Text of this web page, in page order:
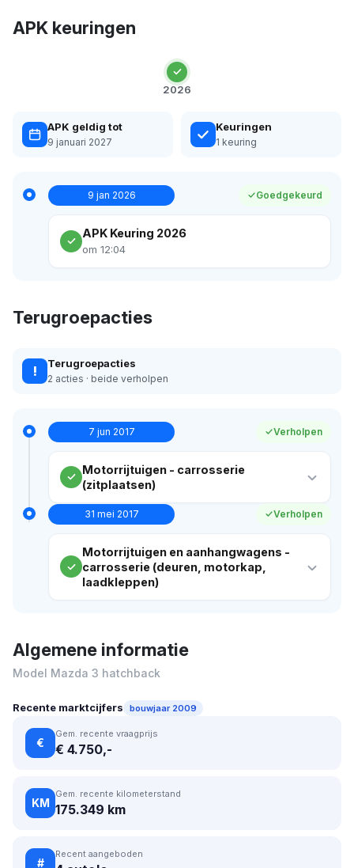
APK keuringen
2026
APK geldig tot
9 januari 2027
Keuringen
1 keuring
9 jan 2026 Goedgekeurd
APK Keuring 2026
om 12:04
Terugroepacties
! Terugroepacties
2 acties · beide verholpen
7 jun 2017 Verholpen
Motorrijtuigen - carrosserie
(zitplaatsen)
31 mei 2017 Verholpen
Motorrijtuigen en aanhangwagens -
carrosserie (deuren, motorkap,
laadkleppen)
Algemene informatie
Model Mazda 3 hatchback
Recente marktcijfers bouwjaar 2009
€
Gem. recente vraagprijs
€ 4.750,-
KM
Gem. recente kilometerstand
175.349 km
#
Recent aangeboden